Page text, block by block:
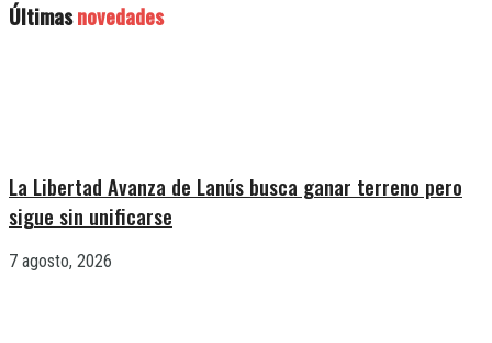
Últimasnovedades
La Libertad Avanza de Lanús busca ganar terreno pero
sigue sin unificarse
7 agosto, 2026